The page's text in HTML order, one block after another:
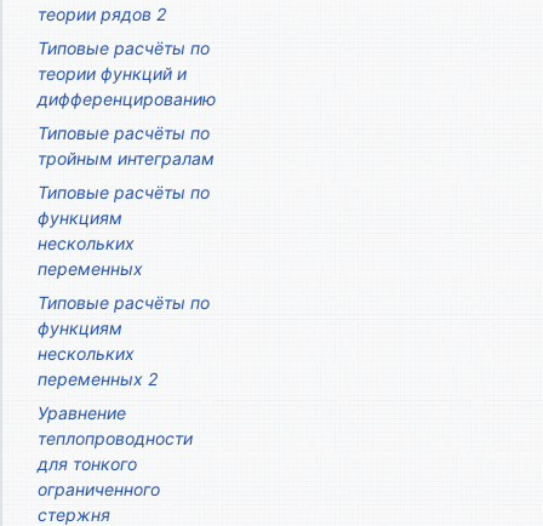
теории рядов 2
Типовые расчёты по
теории функций и
дифференцированию
Типовые расчёты по
тройным интегралам
Типовые расчёты по
функциям
нескольких
переменных
Типовые расчёты по
функциям
нескольких
переменных 2
Уравнение
теплопроводности
для тонкого
ограниченного
стержня